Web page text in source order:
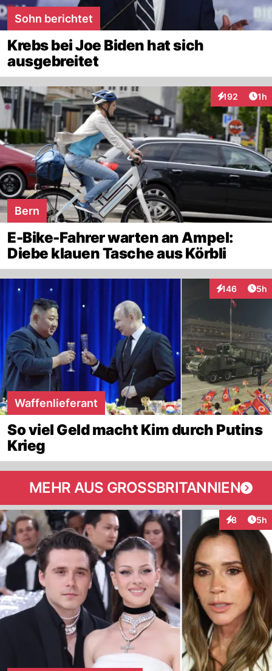
Sohn berichtet
Krebs bei Joe Biden hat sich
ausgebreitet
192
Interaktionen
1h
Bern
E-Bike-Fahrer warten an Ampel:
Diebe klauen Tasche aus Körbli
146
Interaktionen
5h
Waffenlieferant
So viel Geld macht Kim durch Putins
Krieg
MEHR AUS GROSSBRITANNIEN
8 5h